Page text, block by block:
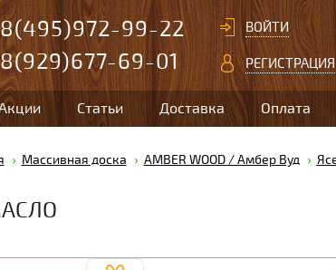
8(495)972-99-22
8(929)677-69-01
ВОЙТИ
РЕГИСТРАЦИЯ
Статьи Доставка Оплата
Массивная доска AMBER WOOD / Амбер Вуд